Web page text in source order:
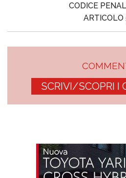
CODICE
SCRIVI/SCOPRI I